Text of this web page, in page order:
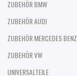
ZUBEHÖR BMW
ZUBEHÖR AUDI
ZUBEHÖR MERCEDES BENZ
ZUBEHÖR VW
UNIVERSALTEILE